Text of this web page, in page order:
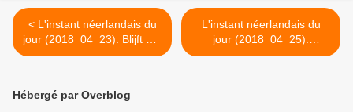
< L'instant néerlandais du
jour (2018_04_23): Blijft het
weer zonnig?
L'instant néerlandais du
jour (2018_04_25):
Vanmorgen is het fris >
Hébergé par Overblog